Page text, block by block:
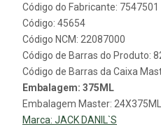
Código do Fabricante: 7547501
Código: 45654
Código NCM: 22087000
Código de Barras do Produto:
Código de Barras da Caixa
Embalagem: 375ML
Embalagem Master: 24X375ML
Marca: JACK DANIL`S